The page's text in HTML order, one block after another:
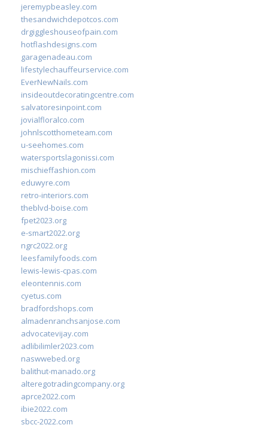
jeremypbeasley.com
thesandwichdepotcos.com
drgiggleshouseofpain.com
hotflashdesigns.com
garagenadeau.com
lifestylechauffeurservice.com
EverNewNails.com
insideoutdecoratingcentre.com
salvatoresinpoint.com
jovialfloralco.com
johnlscotthometeam.com
u-seehomes.com
watersportslagonissi.com
mischieffashion.com
eduwyre.com
retro-interiors.com
theblvd-boise.com
fpet2023.org
e-smart2022.org
ngrc2022.org
leesfamilyfoods.com
lewis-lewis-cpas.com
eleontennis.com
cyetus.com
bradfordshops.com
almadenranchsanjose.com
advocatevijay.com
adlibilimler2023.com
naswwebed.org
balithut-manado.org
alteregotradingcompany.org
aprce2022.com
ibie2022.com
sbcc-2022.com